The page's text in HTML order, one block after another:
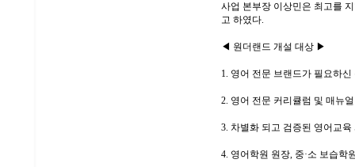
사업 본부장 이상민은 최고를
고 하였다.
◀ 원더랜드 개설 대상 ▶
1. 영어 전문 브랜드가 필요하신
2. 영어 전문 커리큘럼 및 매뉴
3. 차별화 되고 검증된 영어교
4. 영어학원 원장, 중·소 보습학